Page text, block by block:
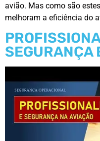
avião. Mas como são
melhoram a eficiência do
SEGURANÇA